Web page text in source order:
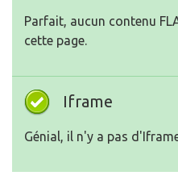
Parfait, aucun contenu
cette page.
Iframe
Génial, il n'y a pas